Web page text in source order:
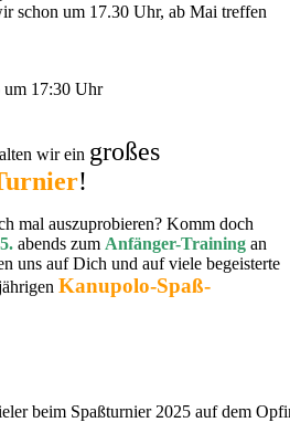
schon um 17.30 Uhr, ab Mai treffen
um 17:30 Uhr
wir ein großes
!
mal auszuprobieren? Komm doch
abends zum Anfänger-Training an
uns auf Dich und auf viele begeisterte
Kanupolo-Spaß-